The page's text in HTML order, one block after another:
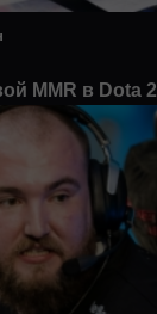
MMR в Dota 2